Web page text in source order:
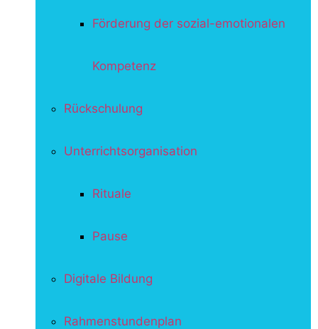
Förderung der sozial-emotionalen
Kompetenz
Rückschulung
Unterrichtsorganisation
Rituale
Pause
Digitale Bildung
Rahmenstundenplan